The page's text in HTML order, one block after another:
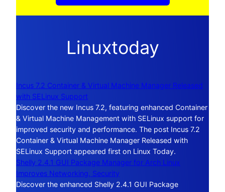
Linuxtoday
Incus 7.2 Container & Virtual Machine Manager Released
with SELinux Support
Discover the new Incus 7.2, featuring enhanced Container
& Virtual Machine Management with SELinux support for
improved security and performance. The post Incus 7.2
Container & Virtual Machine Manager Released with
SELinux Support appeared first on Linux Today.
Shelly 2.4.1 GUI Package Manager for Arch Linux
Improves Networking, Security
Discover the enhanced Shelly 2.4.1 GUI Package